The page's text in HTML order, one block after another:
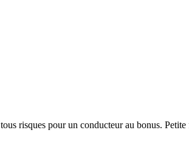
risques pour un conducteur au bonus.